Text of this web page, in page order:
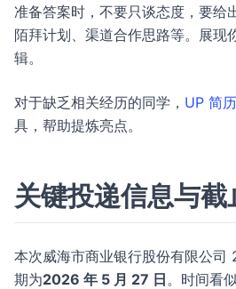
准备答案时，不要只谈态度，要给
陌拜计划、渠道合作思路等。展现
辑。
对于缺乏相关经历的同学， UP 简历
具，帮助提炼亮点。
关键投递信息与截
本次威海市商业银行股份有限公司
期为2026 年 5 月 27 日。时间看